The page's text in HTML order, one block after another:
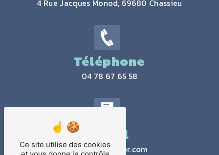
4 Rue Jacques Monod, 69680 Chassieu
Téléphone
04 78 67 65 58
Email
contact@jtlaser.com
Ce site utilise des cookies